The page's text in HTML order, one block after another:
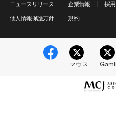
ニュースリリース 企業情報
採
個人情報保護方針
規約
マウス